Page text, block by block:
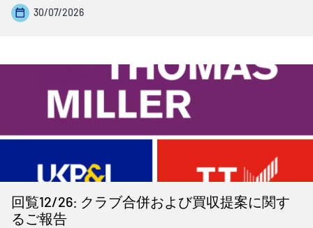
30/07/2026
回覧12/26: クラブ合併および買収提案に関す
るご報告